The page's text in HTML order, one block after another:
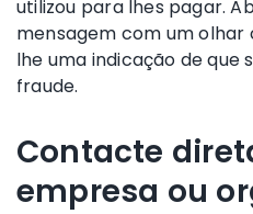
utilizou para lhes pagar.
mensagem com um
lhe uma indicação de que
fraude.
Contacte
empresa ou